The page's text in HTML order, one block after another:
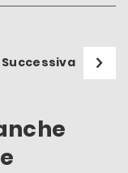
Successiva